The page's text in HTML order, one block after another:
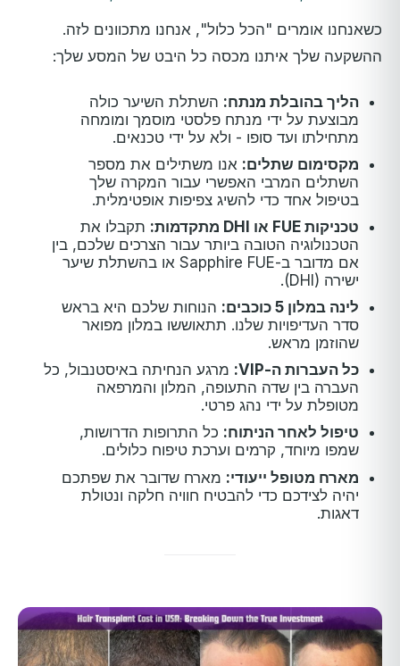
כשאנחנו אומרים "הכל כלול", אנחנו מתכוונים לזה.
ההשקעה שלך איתנו מכסה כל היבט של המסע שלך:
הליך בהובלת מנתח: השתלת השיער כולה
מבוצעת על ידי מנתח פלסטי מוסמך ומומחה
מתחילתו ועד סופו - ולא על ידי טכנאים.
מקסימום שתלים: אנו משתילים את מספר
השתלים המרבי האפשרי עבור המקרה שלך
בטיפול אחד כדי להשיג צפיפות אופטימלית.
טכניקות FUE או DHI מתקדמות:
תקבלו את
הטכנולוגיה הטובה ביותר עבור הצרכים שלכם, בין
אם מדובר ב-Sapphire FUE או בהשתלת שיער
ישירה (DHI).
לינה במלון 5 כוכבים:
הנוחות שלכם היא בראש
סדר העדיפויות שלנו. תתאוששו במלון מפואר
שהוזמן מראש.
כל העברות ה-VIP:
מרגע הנחיתה באיסטנבול, כל
העברה בין שדה התעופה, המלון והמרפאה
מטופלת על ידי נהג פרטי.
טיפול לאחר הניתוח: כל התרופות הדרושות,
שמפו מיוחד, קרמים וערכת טיפוח כלולים.
מארח מטופל ייעודי: מארח שדובר את שפתכם
יהיה לצידכם כדי להבטיח חוויה חלקה ונטולת
דאגות.